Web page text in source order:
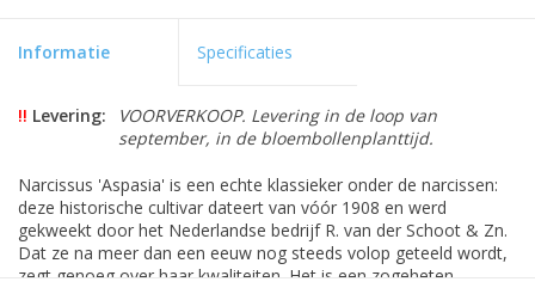
Informatie Specificaties
!! Levering:
VOORVERKOOP. Levering in de loop van
september, in de bloembollenplanttijd.
Narcissus 'Aspasia' is een echte klassieker onder de narcissen:
deze historische cultivar dateert van vóór 1908 en werd
gekweekt door het Nederlandse bedrijf R. van der Schoot & Zn.
Dat ze na meer dan een eeuw nog steeds volop geteeld wordt,
zegt genoeg over haar kwaliteiten. Het is een zogeheten